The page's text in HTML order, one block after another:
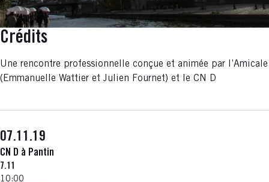
Crédits
Une rencontre professionnelle conçue et animée par l’Amicale
(Emmanuelle Wattier et Julien Fournet) et le CN D
07.11.19
CN D à Pantin
7.11
10:00